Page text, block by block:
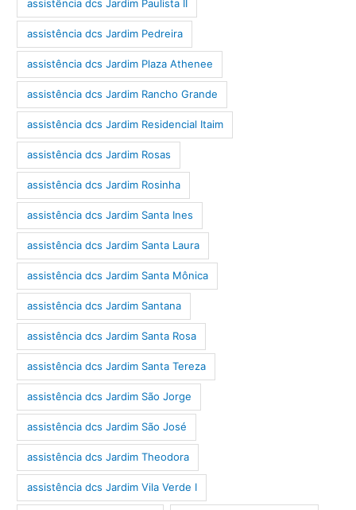
assistência dcs Jardim Paulista II
assistência dcs Jardim Pedreira
assistência dcs Jardim Plaza Athenee
assistência dcs Jardim Rancho Grande
assistência dcs Jardim Residencial Itaim
assistência dcs Jardim Rosas
assistência dcs Jardim Rosinha
assistência dcs Jardim Santa Ines
assistência dcs Jardim Santa Laura
assistência dcs Jardim Santa Mônica
assistência dcs Jardim Santana
assistência dcs Jardim Santa Rosa
assistência dcs Jardim Santa Tereza
assistência dcs Jardim São Jorge
assistência dcs Jardim São José
assistência dcs Jardim Theodora
assistência dcs Jardim Vila Verde I